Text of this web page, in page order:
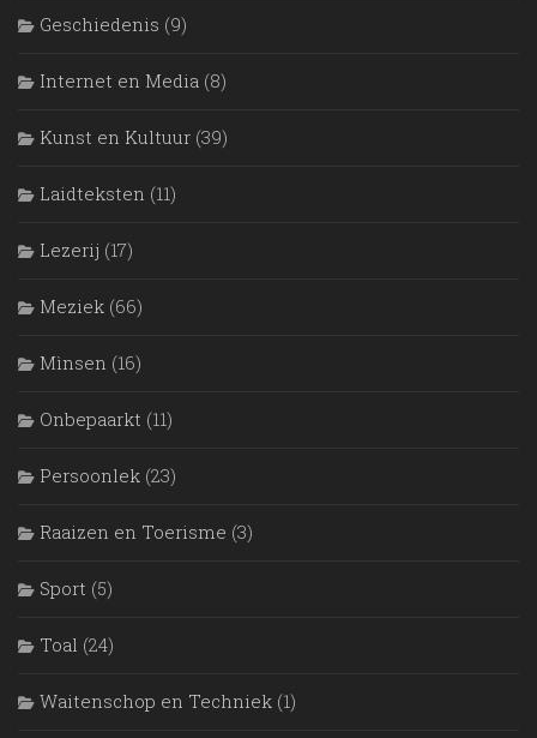
Geschiedenis (9)
Internet en Media (8)
Kunst en Kultuur (39)
Laidteksten (11)
Lezerij (17)
Meziek (66)
Mìnsen (16)
Onbepaarkt (11)
Persoonlek (23)
Raaizen en Toerisme (3)
Sport (5)
Toal (24)
Waitenschop en Techniek (1)